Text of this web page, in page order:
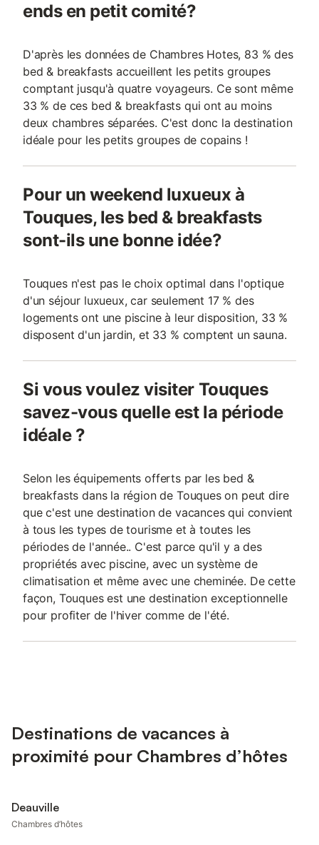
ends en petit comité?
D'après les données de Chambres Hotes, 83 % des
bed & breakfasts accueillent les petits groupes
comptant jusqu'à quatre voyageurs. Ce sont même
33 % de ces bed & breakfasts qui ont au moins
deux chambres séparées. C'est donc la destination
idéale pour les petits groupes de copains !
Pour un weekend luxueux à
Touques, les bed & breakfasts
sont-ils une bonne idée?
Touques n'est pas le choix optimal dans l'optique
d'un séjour luxueux, car seulement 17 % des
logements ont une piscine à leur disposition, 33 %
disposent d'un jardin, et 33 % comptent un sauna.
Si vous voulez visiter Touques
savez-vous quelle est la période
idéale ?
Selon les équipements offerts par les bed &
breakfasts dans la région de Touques on peut dire
que c'est une destination de vacances qui convient
à tous les types de tourisme et à toutes les
périodes de l'année.. C'est parce qu'il y a des
propriétés avec piscine, avec un système de
climatisation et même avec une cheminée. De cette
façon, Touques est une destination exceptionnelle
pour profiter de l'hiver comme de l'été.
Destinations de vacances à
proximité pour Chambres d’hôtes
Deauville
Chambres d’hôtes